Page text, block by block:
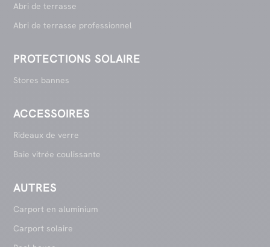
Abri de terrasse
Abri de terrasse professionnel
PROTECTIONS SOLAIRE
Stores bannes
ACCESSOIRES
Rideaux de verre
Baie vitrée coulissante
AUTRES
Carport en aluminium
Carport solaire